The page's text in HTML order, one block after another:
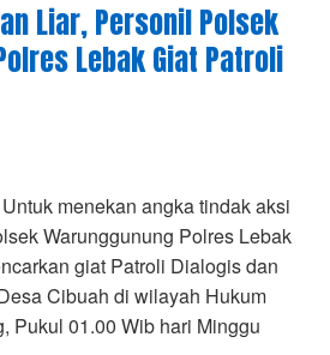
Liar, Personil Polsek
Lebak Giat Patroli
Untuk menekan angka tindak aksi
Warunggunung Polres Lebak
giat Patroli Dialogis dan
Cibuah di wilayah Hukum
Pukul 01.00 Wib hari Minggu